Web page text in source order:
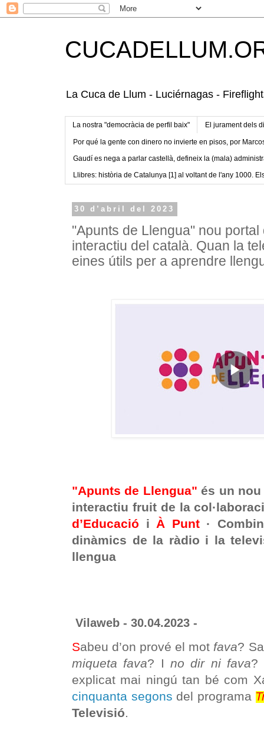
La Cuca de Llum - Luciérnagas -
La nostra "democràcia de perfil baix" El jurament dels
Por qué la gente con dinero no invierte en pisos, por
Gaudí es nega a parlar castellà, defineix la (mala)
Llibres: història de Catalunya [1] al voltant de l'any 1000.
30 d’abril del 2023
"Apunts de Llengua" nou
interactiu del català. Quan la
eines útils per a aprendre
"Apunts de Llengua" és un nou
interactiu fruit de la
d’Educació i À Punt·
dinàmics de la ràdio i la
llengua
Vilaweb - 30.04.2023 -
Sabeu d’on prové el mot fava?
miqueta fava? I no dir ni fava?
explicat mai ningú tan bé com
cinquanta segons del programa
Televisió.